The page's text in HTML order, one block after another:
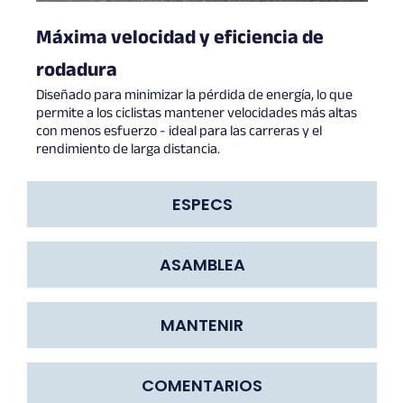
ESPECS
ASAMBLEA
MANTENIR
COMENTARIOS
Máxima velocidad y eficiencia de
rodadura
Diseñado para minimizar la pérdida de energía, lo que
permite a los ciclistas mantener velocidades más altas
con menos esfuerzo - ideal para las carreras y el
rendimiento de larga distancia.